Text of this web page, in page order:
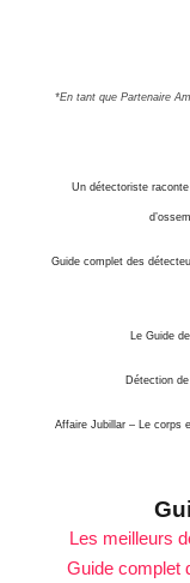
*En tant que Partenaire
Un détectoriste
Guide complet des
Le Guide
Détection
Affaire Jubillar – Le corps
Les meilleurs
Guide complet